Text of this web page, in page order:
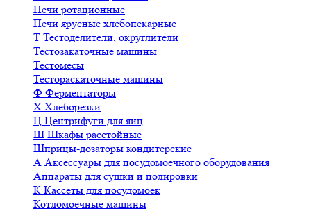
Печи ротационные
Печи ярусные хлебопекарные
Т Тестоделители, округлители
Тестозакаточные машины
Тестомесы
Тестораскаточные машины
Ф Ферментаторы
Х Хлеборезки
Ц Центрифуги для яиц
Ш Шкафы расстойные
Шприцы-дозаторы кондитерские
А Аксессуары для посудомоечного оборудования
Аппараты для сушки и полировки
К Кассеты для посудомоек
Котломоечные машины